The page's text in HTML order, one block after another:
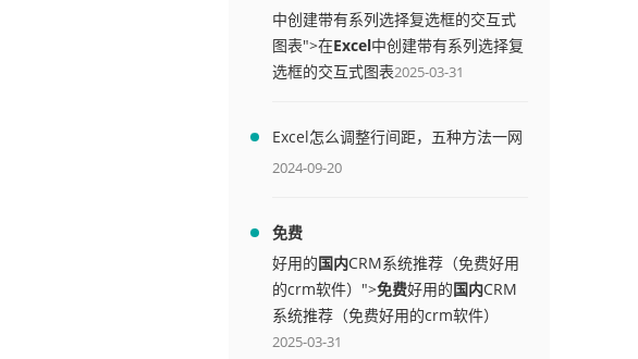
中创建带有系列选择复选框的交互式
图表">在Excel中创建带有系列选择复
选框的交互式图表2025-03-31
Excel怎么调整行间距，五种方法一网
打尽
2024-09-20
免费
好用的国内CRM系统推荐（免费好用
的crm软件）">免费好用的国内CRM
系统推荐（免费好用的crm软件）
2025-03-31